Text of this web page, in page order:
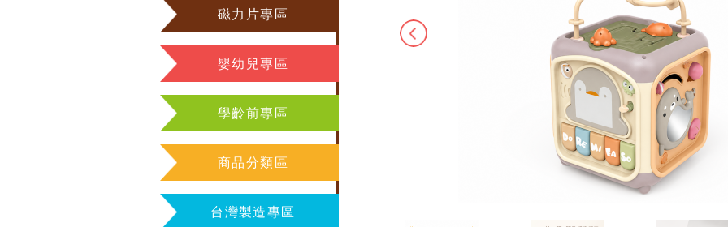
磁力片專區
嬰幼兒專區
學齡前專區
商品分類區
台灣製造專區